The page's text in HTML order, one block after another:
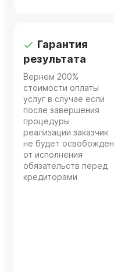
Гарантия
результата
Вернем 200%
стоимости оплаты
услуг в случае если
после завершения
процедуры
реализации заказчик
не будет освобожден
от исполнения
обязательств перед
кредиторами